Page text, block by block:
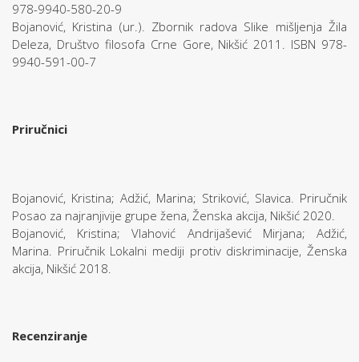
978-9940-580-20-9
Bojanović, Kristina (ur.). Zbornik radova Slike mišljenja Žila
Deleza, Društvo filosofa Crne Gore, Nikšić 2011. ISBN 978-
9940-591-00-7
Priručnici
Bojanović, Kristina; Adžić, Marina; Striković, Slavica. Priručnik
Posao za najranjivije grupe žena, Ženska akcija, Nikšić 2020.
Bojanović, Kristina; Vlahović Andrijašević Mirjana; Adžić,
Marina. Priručnik Lokalni mediji protiv diskriminacije, Ženska
akcija, Nikšić 2018.
Recenziranje